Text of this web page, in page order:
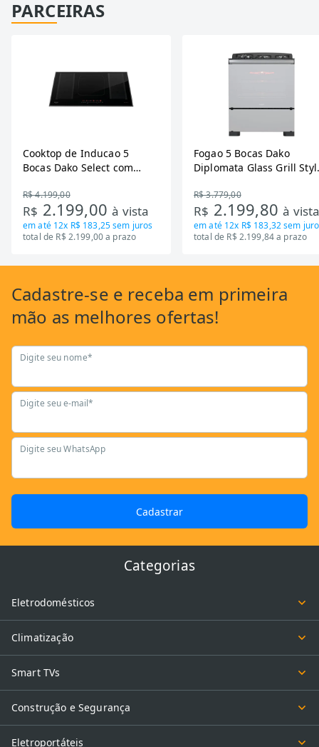
PARCEIRAS
Cooktop de Inducao 5
Bocas Dako Select com
R$ 4.199,00
R$ 2.199,00à vista
em até 12x R$ 183,25sem juros
total de R$ 2.199,00 a prazo
Fogao 5 Bocas Dako
Diplomata Glass Grill
R$ 3.779,00
R$ 2.199,80à
em até 12x R$ 183,32sem
total de R$ 2.199,84 a prazo
Cadastre-se e receba em primeira
mão as melhores ofertas!
Digite seu nome*
Digite seu e-mail*
Digite seu WhatsApp
Cadastrar
Categorias
Eletrodomésticos
Climatização
Smart TVs
Construção e Segurança
Eletroportáteis